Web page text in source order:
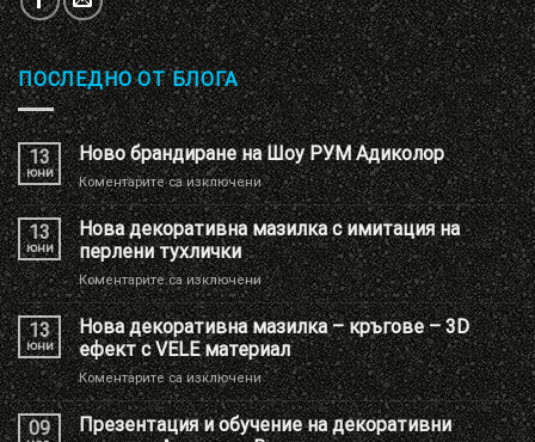
ПОСЛЕДНО ОТ БЛОГА
13
юни
Ново брандиране на Шоу РУМ Адиколор
Коментарите са изключениза
Ново
брандиране
на
Шоу
РУМ
Адиколор
13
юни
Нова декоративна мазилка с имитация на
перлени тухлички
Коментарите са изключениза
Нова
декоративна
мазилка
с
имитация
на
перлени
13
юни
Нова декоративна мазилка – кръгове – 3D
ефект с VELE материал
Коментарите са изключениза
Нова
декоративна
мазилка
09
Презентация и обучение на декоративни